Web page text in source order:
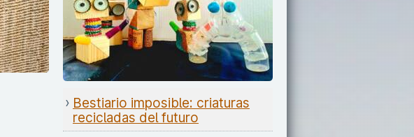
Bestiario imposible: criaturas
recicladas del futuro